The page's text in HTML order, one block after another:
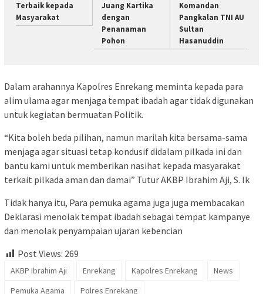
Terbaik kepada
Masyarakat
Juang Kartika
dengan
Penanaman
Pohon
Komandan
Pangkalan TNI AU
Sultan
Hasanuddin
Dalam arahannya Kapolres Enrekang meminta kepada para
alim ulama agar menjaga tempat ibadah agar tidak digunakan
untuk kegiatan bermuatan Politik.
“Kita boleh beda pilihan, namun marilah kita bersama-sama
menjaga agar situasi tetap kondusif didalam pilkada ini dan
bantu kami untuk memberikan nasihat kepada masyarakat
terkait pilkada aman dan damai” Tutur AKBP Ibrahim Aji, S. Ik
Tidak hanya itu, Para pemuka agama juga juga membacakan
Deklarasi menolak tempat ibadah sebagai tempat kampanye
dan menolak penyampaian ujaran kebencian
Post Views: 269
AKBP Ibrahim Aji Enrekang Kapolres Enrekang
News
Pemuka Agama
Polres Enrekang